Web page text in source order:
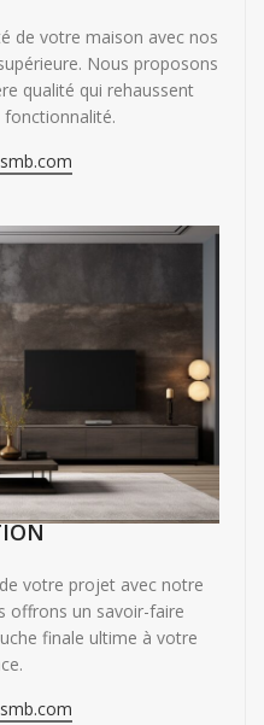
de votre maison avec nos
Nous proposons
qualité qui rehaussent
votre projet avec notre
offrons un savoir-faire
finale ultime à votre